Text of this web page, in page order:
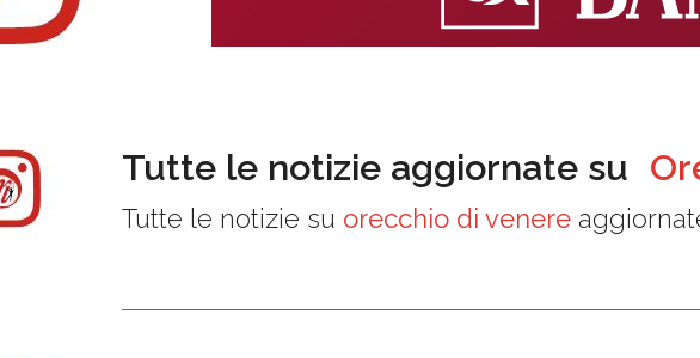
Tutte le notizie aggiornate su
Tutte le notizie su orecchio di venere